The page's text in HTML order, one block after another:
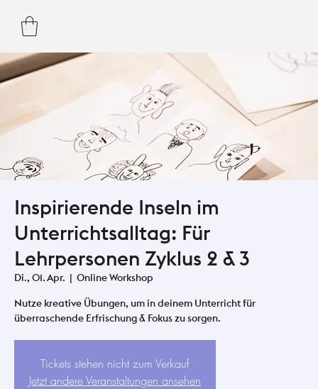
Inspirierende Inseln im
Unterrichtsalltag: Für
Lehrpersonen Zyklus 2 & 3
Di., 01. Apr.
  |
Online Workshop
Nutze kreative Übungen, um in deinem Unterricht für
überraschende Erfrischung & Fokus zu sorgen.
Tickets stehen nicht zum Verkauf
Jetzt andere Veranstaltungen ansehen